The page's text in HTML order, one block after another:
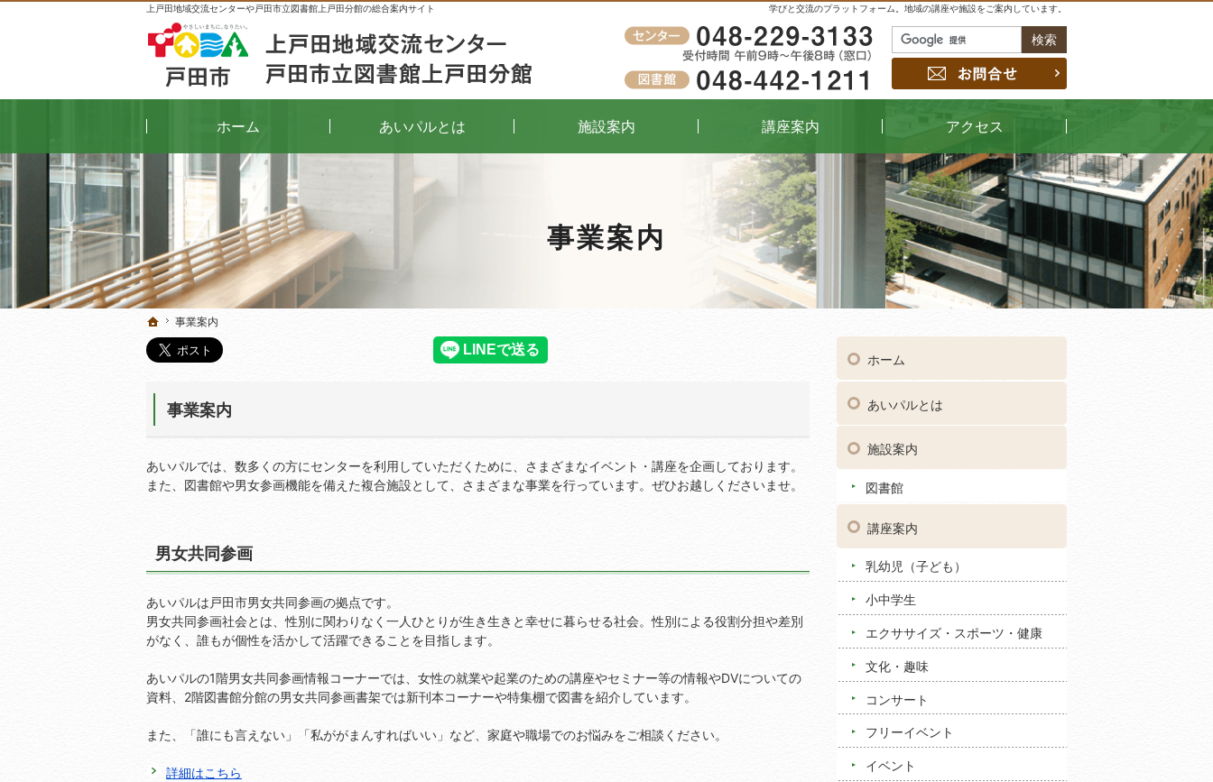
事業案内
学びと交流のプラットフォーム。地域の講座や施設をご案内しています。
上戸田地域交流センターや戸田市立図書館上戸田分館の総合案内サイト
ホーム
事業案内
事業案内
あいパルでは、数多くの方にセンターを利用していただくために、さまざまなイベント・講座を企画しております。
また、図書館や男女参画機能を備えた複合施設として、さまざまな事業を行っています。ぜひお越しくださいませ。
男女共同参画
あいパルは戸田市男女共同参画の拠点です。
男女共同参画社会とは、性別に関わりなく一人ひとりが生き生きと幸せに暮らせる社会。性別による役割分担や差別
がなく、誰もが個性を活かして活躍できることを目指します。
あいパルの1階男女共同参画情報コーナーでは、女性の就業や起業のための講座やセミナー等の情報やDVについての
資料、2階図書館分館の男女共同参画書架では新刊本コーナーや特集棚で図書を紹介しています。
また、「誰にも言えない」「私ががまんすればいい」など、家庭や職場でのお悩みをご相談ください。
詳細はこちら
ホーム
あいパルとは
施設案内
図書館
講座案内
乳幼児（子ども）
小中学生
エクササイズ・スポーツ・健康
文化・趣味
コンサート
フリーイベント
イベント
ホーム
事業案内
048-229-3133
受付時間
午前9時～午後8時（窓口）
048-442-1211
ホーム あいパルとは 施設案内 講座案内 アクセス